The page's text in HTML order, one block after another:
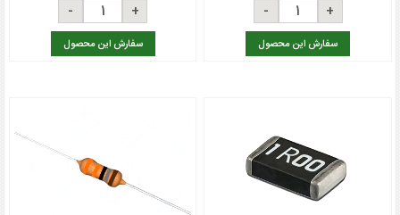
سفارش این محصول سفارش این محصول